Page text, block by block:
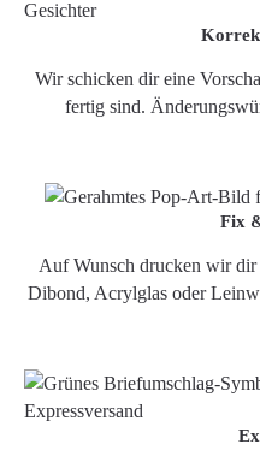
Wir schicken dir eine
fertig sind.
Fix
Auf Wunsch drucken wir
Dibond, Acrylglas oder